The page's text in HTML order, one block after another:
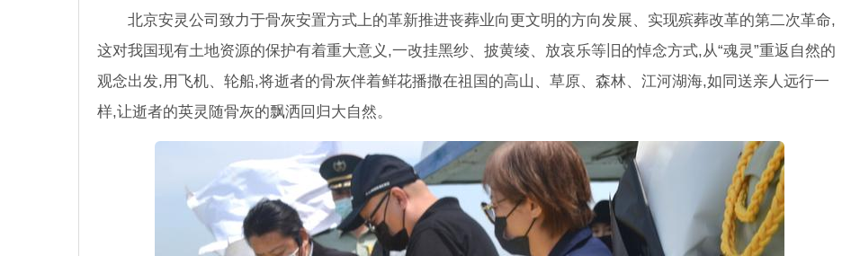
北京安灵公司致力于骨灰安置方式上的革新推进丧葬业向更文明的方向发展、实现殡葬改革的第二次革命,
这对我国现有土地资源的保护有着重大意义,一改挂黑纱、披黄绫、放哀乐等旧的悼念方式,从“魂灵”重返自然的
观念出发,用飞机、轮船,将逝者的骨灰伴着鲜花播撒在祖国的高山、草原、森林、江河湖海,如同送亲人远行一
样,让逝者的英灵随骨灰的飘洒回归大自然。